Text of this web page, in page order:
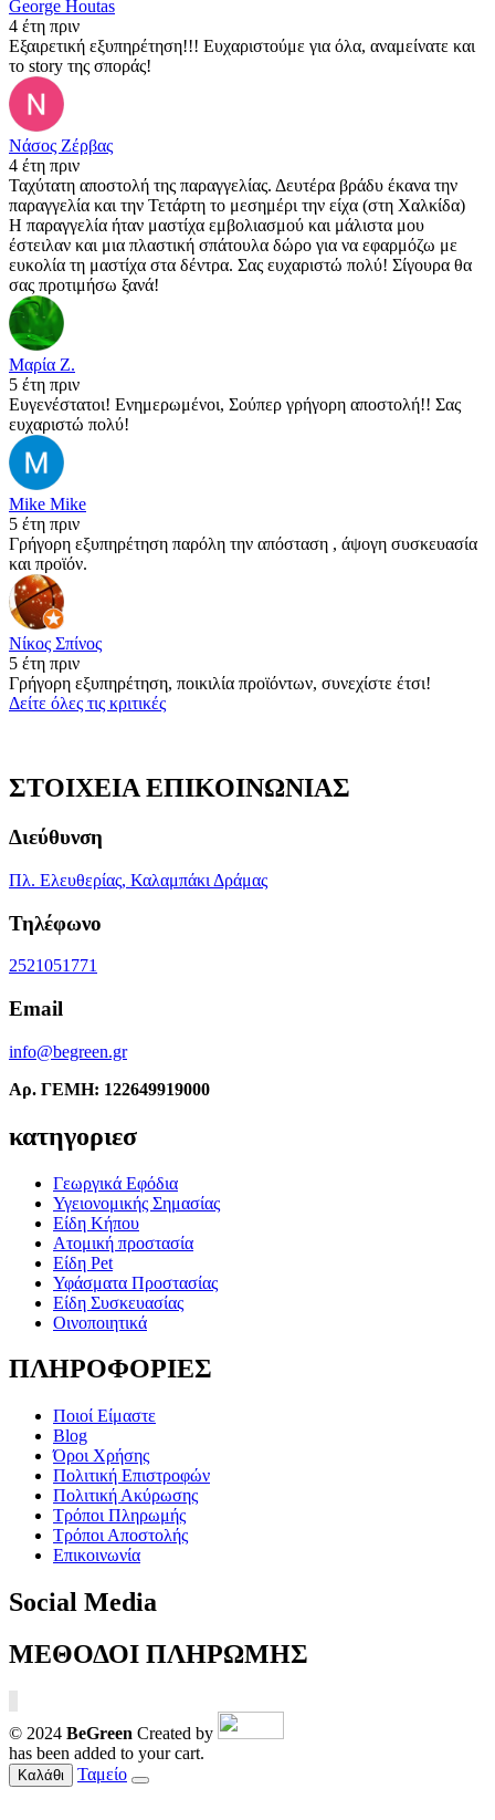
George Houtas
4 έτη πριν
Εξαιρετική εξυπηρέτηση!!! Ευχαριστούμε για όλα, αναμείνατε και
το story της σποράς!
Νάσος Ζέρβας
4 έτη πριν
Ταχύτατη αποστολή της παραγγελίας. Δευτέρα βράδυ έκανα την
παραγγελία και την Τετάρτη το μεσημέρι την είχα (στη Χαλκίδα)
Η παραγγελία ήταν μαστίχα εμβολιασμού και μάλιστα μου
έστειλαν και μια πλαστική σπάτουλα δώρο για να εφαρμόζω με
ευκολία τη μαστίχα στα δέντρα. Σας ευχαριστώ πολύ! Σίγουρα θα
σας προτιμήσω ξανά!
Μαρία Ζ.
5 έτη πριν
Ευγενέστατοι! Ενημερωμένοι, Σούπερ γρήγορη αποστολή!! Σας
ευχαριστώ πολύ!
Mike Mike
5 έτη πριν
Γρήγορη εξυπηρέτηση παρόλη την απόσταση , άψογη συσκευασία
και προϊόν.
Νίκος Σπίνος
5 έτη πριν
Γρήγορη εξυπηρέτηση, ποικιλία προϊόντων, συνεχίστε έτσι!
Δείτε όλες τις κριτικές
ΣΤΟΙΧΕΙΑ ΕΠΙΚΟΙΝΩΝΙΑΣ
Διεύθυνση
Πλ. Ελευθερίας, Καλαμπάκι Δράμας
Τηλέφωνο
2521051771
Email
info@begreen.gr
Αρ. ΓΕΜΗ: 122649919000
κατηγοριεσ
Γεωργικά Εφόδια
Υγειονομικής Σημασίας
Είδη Κήπου
Ατομική προστασία
Είδη Pet
Υφάσματα Προστασίας
Είδη Συσκευασίας
Οινοποιητικά
ΠΛΗΡΟΦΟΡΙΕΣ
Ποιοί Είμαστε
Blog
Όροι Χρήσης
Πολιτική Επιστροφών
Πολιτική Ακύρωσης
Τρόποι Πληρωμής
Τρόποι Αποστολής
Επικοινωνία
Social Media
ΜΕΘΟΔΟΙ ΠΛΗΡΩΜΗΣ
© 2024 BeGreen Created by
has been added to your cart.
Καλάθι Ταμείο